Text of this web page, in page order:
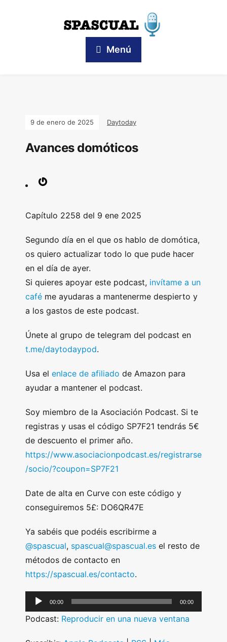
Menú
9 de enero de 2025 Daytoday
Avances domóticos
Capítulo 2258 del 9 ene 2025
Segundo día en el que os hablo de domótica,
os quiero actualizar todo lo que pude hacer
en el día de ayer.
Si quieres apoyar este podcast, invítame a un
café me ayudaras a mantenerme despierto y
a los gastos de este podcast.
Únete al grupo de telegram del podcast en
t.me/daytodaypod.
Usa el enlace de afiliado de Amazon para
ayudar a mantener el podcast.
Soy miembro de la Asociación Podcast. Si te
registras y usas el código SP7F21 tendrás 5€
de descuento el primer año.
https://www.asociacionpodcast.es/registrarse
/socio/?coupon=SP7F21
Date de alta en Curve con este código y
conseguiremos 5£: DO6QR47E
Ya sabéis que podéis escribirme a
@spascual, spascual@spascual.es el resto de
métodos de contacto en
https://spascual.es/contacto.
u
00:00 00:00
Podcast: Reproducir en una nueva ventana